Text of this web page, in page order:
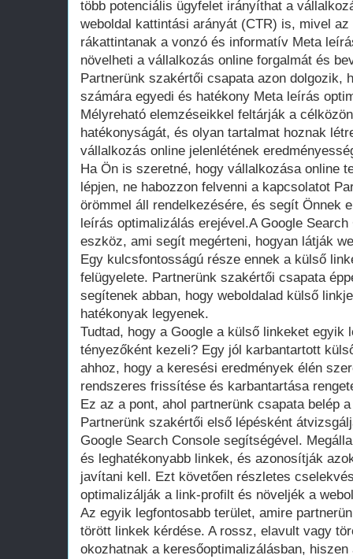
több potenciális ügyfelet irányíthat a
weboldal kattintási arányát (CTR) is, mivel
rákattintanak a vonzó és informatív Meta
növelheti a vállalkozás online forgalmát és
Partnerünk szakértői csapata azon dolgozik,
számára egyedi és hatékony Meta leírás
Mélyreható elemzéseikkel feltárják a
hatékonyságát, és olyan tartalmat hoznak
vállalkozás online jelenlétének
Ha Ön is szeretné, hogy vállalkozása online
lépjen, ne habozzon felvenni a kapcsolatot
örömmel áll rendelkezésére, és segít Önnek
leírás optimalizálás erejével.A Google
eszköz, ami segít megérteni, hogyan látják
Egy kulcsfontosságú része ennek a külső
felügyelete. Partnerünk szakértői csapata
segítenek abban, hogy weboldalad külső
hatékonyak legyenek.
Tudtad, hogy a Google a külső linkeket egyik
tényezőként kezeli? Egy jól karbantartott
ahhoz, hogy a keresési eredmények élén
rendszeres frissítése és karbantartása
Ez az a pont, ahol partnerünk csapata belép
Partnerünk szakértői első lépésként
Google Search Console segítségével.
és leghatékonyabb linkek, és azonosítják
javítani kell. Ezt követően részletes
optimalizálják a link-profilt és növeljék a
Az egyik legfontosabb terület, amire
törött linkek kérdése. A rossz, elavult vagy
okozhatnak a keresőoptimalizálásban,